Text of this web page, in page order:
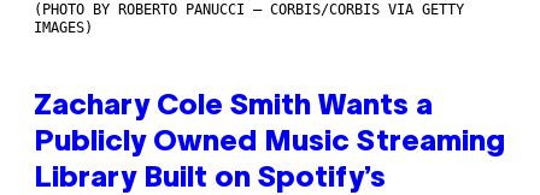
(PHOTO BY ROBERTO PANUCCI – CORBIS/CORBIS VIA GETTY
IMAGES)
Zachary Cole Smith Wants a
Publicly Owned Music Streaming
Library Built on Spotify’s